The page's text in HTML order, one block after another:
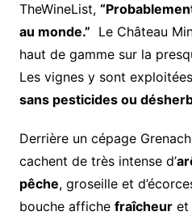
TheWineList,
au monde.” Le Château
haut de gamme sur la
Les vignes y sont
sans pesticides ou
Derrière un cépage
cachent de très intense d’
pêche, groseille et
bouche affiche fraîcheuret